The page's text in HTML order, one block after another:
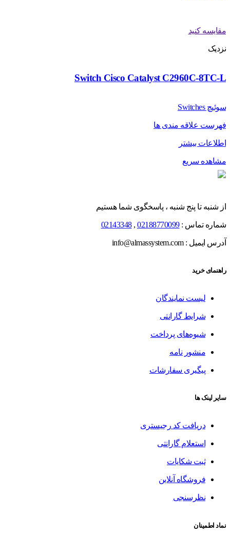
مقایسه کنید
نزدیک
Switch Cisco Catalyst C2960C-8TC-L
سوئیچ Switches
فهرست علاقه مندی ها
اطلاعات بیشتر
مشاهده سریع
از شنبه تا پنج شنبه ، پاسخگوی شما هستیم
شماره تماس :02188770099
,
02143348
آدرس ایمیل : info@almassystem.com
راهنمای خرید
لیست نمایندگان
شرایط گارانتی
شیوه‌های پرداخت
منشور نامه
پیگیری سفارشات
سایر لینک ها
دریافت کد رجیستری
استعلام گارانتی
ثبت شکایات
فروشگاه آنلاین
نظرسنجی
نماد اطمینان